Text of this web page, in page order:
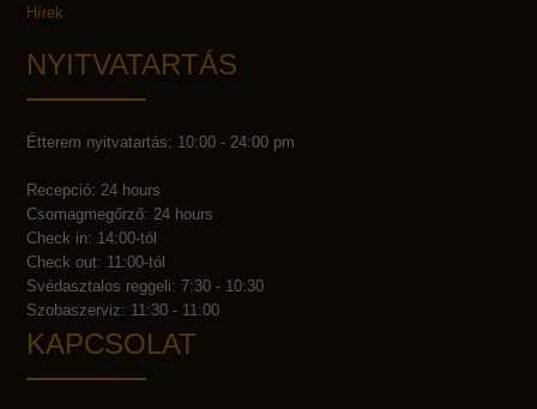
Hírek
NYITVATARTÁS
Étterem nyitvatartás: 10:00 - 24:00 pm
Recepció: 24 hours
Csomagmegőrző: 24 hours
Check in: 14:00-tól
Check out: 11:00-tól
Svédasztalos reggeli: 7:30 - 10:30
Szobaszerviz: 11:30 - 11:00
KAPCSOLAT